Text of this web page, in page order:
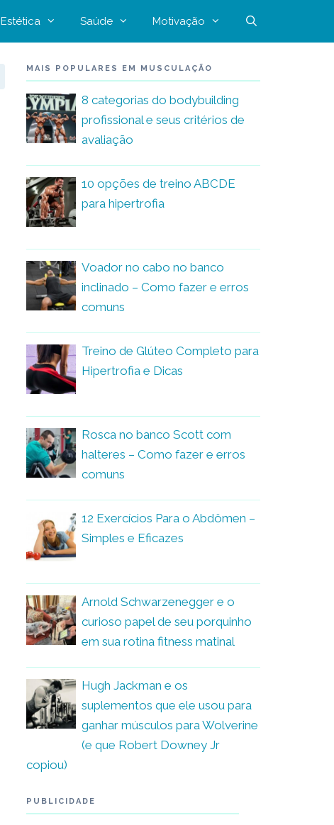
Estética Saúde Motivação
MAIS POPULARES EM MUSCULAÇÃO
8 categorias do bodybuilding
profissional e seus critérios de
avaliação
10 opções de treino ABCDE
para hipertrofia
Voador no cabo no banco
inclinado – Como fazer e erros
comuns
Treino de Glúteo Completo para
Hipertrofia e Dicas
Rosca no banco Scott com
halteres – Como fazer e erros
comuns
12 Exercícios Para o Abdômen –
Simples e Eficazes
Arnold Schwarzenegger e o
curioso papel de seu porquinho
em sua rotina fitness matinal
Hugh Jackman e os
suplementos que ele usou para
ganhar músculos para Wolverine
(e que Robert Downey Jr
copiou)
PUBLICIDADE